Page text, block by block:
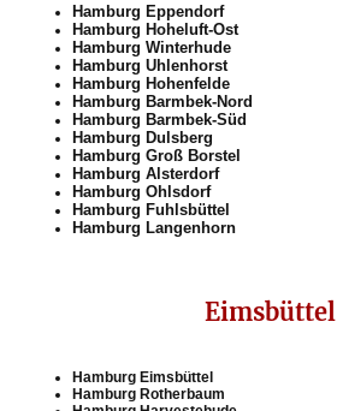
Hamburg Eppendorf
Hamburg Hoheluft-Ost
Hamburg Winterhude
Hamburg Uhlenhorst
Hamburg Hohenfelde
Hamburg Barmbek-Nord
Hamburg Barmbek-Süd
Hamburg Dulsberg
Hamburg Groß Borstel
Hamburg Alsterdorf
Hamburg Ohlsdorf
Hamburg Fuhlsbüttel
Hamburg Langenhorn
Eimsbüttel
Hamburg Eimsbüttel
Hamburg Rotherbaum